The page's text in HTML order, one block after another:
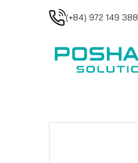
(+84) 972 149 388